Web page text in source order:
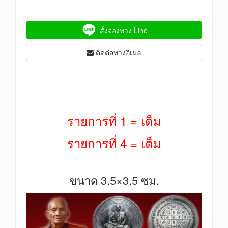
สั่งจองทาง Line
ติดต่อทางอีเมล
รายการที่ 1 = เต็ม
รายการที่ 4 = เต็ม
ขนาด 3.5×3.5 ซม.